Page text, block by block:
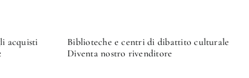
acquisti
Biblioteche e centri di dibattito culturale
Diventa nostro rivenditore